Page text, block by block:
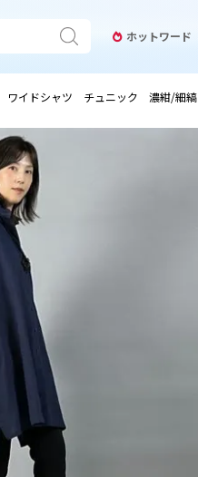
ホットワード
ワイドシャツ チュニック 濃紺/細縞